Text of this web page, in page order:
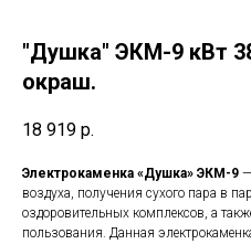
"Душка" ЭКМ-9 кВт
окраш.
18 919 р.
Электрокаменка «Душка» ЭКМ-9
воздуха, получения сухого пара в
оздоровительных комплексов, а
пользования. Данная